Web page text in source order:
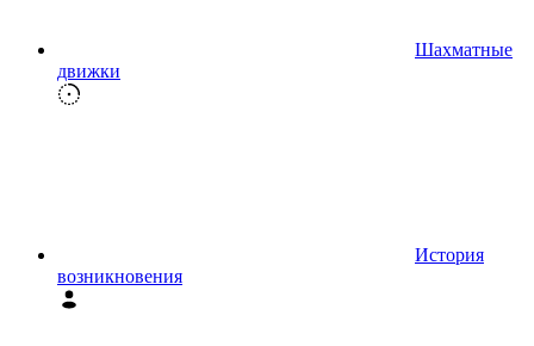
Шахматные
движки
История
возникновения